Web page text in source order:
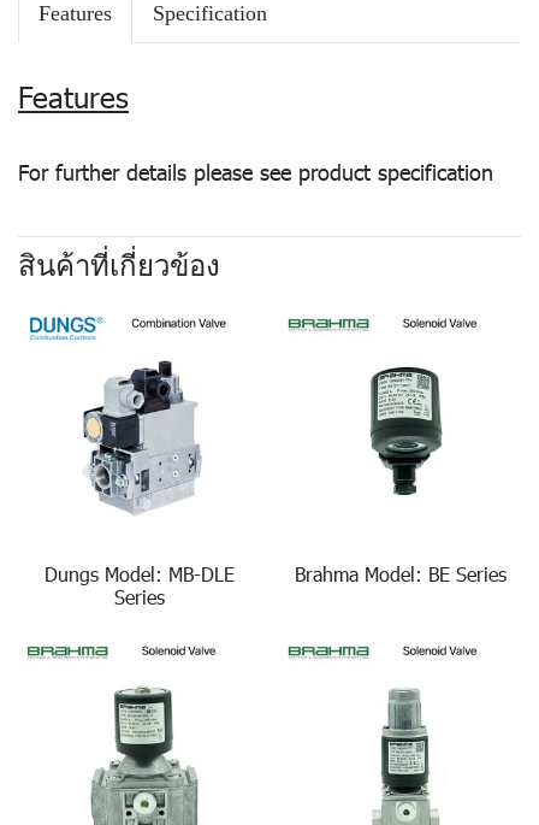
Features Specification
Features
For further details please see product specification
สินค้าที่เกี่ยวข้อง
Dungs Model: MB-DLE
Series
Brahma Model: BE Series